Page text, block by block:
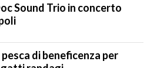
Sound Trio in concerto
di beneficenza per